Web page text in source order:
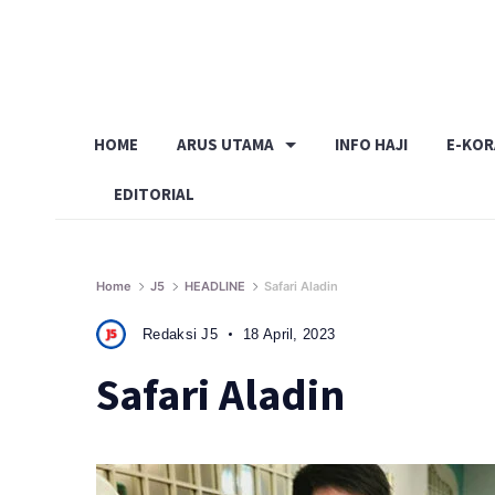
HOME ARUS UTAMA INFO HAJI E-
EDITORIAL
Home J5 HEADLINE Safari Aladin
Redaksi J5 18 April, 2023
Safari Aladin